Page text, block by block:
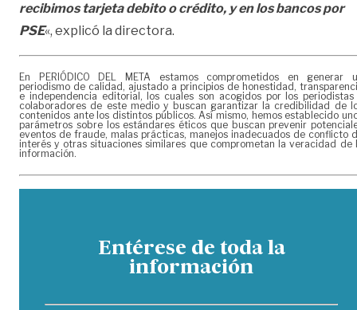
recibimos tarjeta debito o crédito, y en los bancos por
PSE«, explicó la directora.
En PERIÓDICO DEL META estamos comprometidos en generar
periodismo de calidad, ajustado a principios de honestidad,
e independencia editorial, los cuales son acogidos por los periodistas
colaboradores de este medio y buscan garantizar la credibilidad de
contenidos ante los distintos públicos. Así mismo, hemos establecido
parámetros sobre los estándares éticos que buscan prevenir
eventos de fraude, malas prácticas, manejos inadecuados de conflicto
interés y otras situaciones similares que comprometan la veracidad de
información.
Entérese de toda la
información